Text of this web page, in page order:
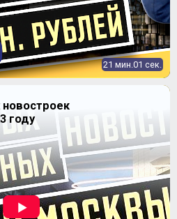
21 мин.01 сек.
году